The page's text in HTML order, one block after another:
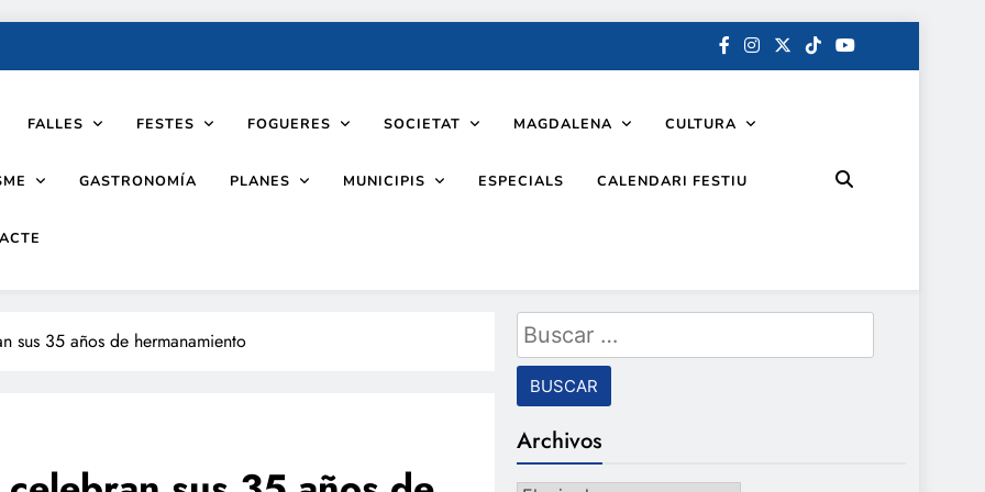
FALLES FESTES FOGUERES SOCIETAT MAGDALENA CULTURA
GASTRONOMÍA PLANES MUNICIPIS ESPECIALS CALENDARI FESTIU
sus 35 años de hermanamiento
Buscar:
Archivos